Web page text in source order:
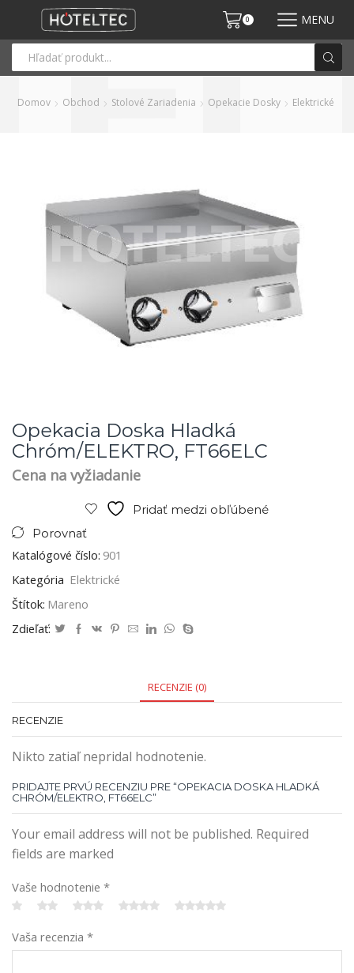
0 MENU
Domov Obchod Stolové Zariadenia Opekacie Dosky Elektrické
Opekacia Doska Hladká
Chróm/ELEKTRO, FT66ELC
Cena na vyžiadanie
Pridať medzi obľúbené
Porovnať
Katalógové číslo: 901
Kategória Elektrické
Štítok: Mareno
Zdieľať:
RECENZIE (0)
RECENZIE
Nikto zatiaľ nepridal hodnotenie.
PRIDAJTE PRVÚ RECENZIU PRE “OPEKACIA DOSKA HLADKÁ
CHRÓM/ELEKTRO, FT66ELC”
Your email address will not be published. Required
fields are marked
Vaše hodnotenie *
Vaša recenzia *